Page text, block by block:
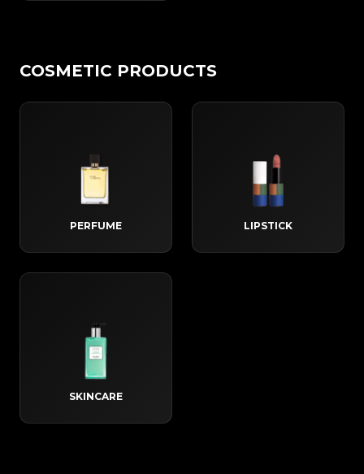
COSMETIC PRODUCTS
PERFUME LIPSTICK
SKINCARE